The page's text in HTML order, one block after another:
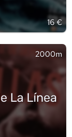
16 €
2000m
La Línea